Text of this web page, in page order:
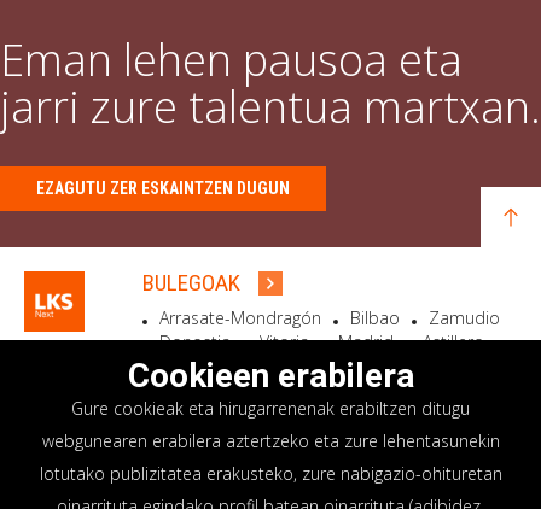
Eman lehen pausoa eta
jarri zure talentua martxan.
EZAGUTU ZER ESKAINTZEN DUGUN
BULEGOAK
Arrasate-Mondragón Bilbao
Zamudio
Donostia
Vitoria Madrid
Astillero
Bidart
EGOITZA SOZIALA
Goiru, 7 Arrasate-Mondragón
CP 20500 GIPUZKOA – SPAIN
Cookieen erabilera
Gure cookieak eta hirugarrenenak erabiltzen ditugu
webgunearen erabilera aztertzeko eta zure lehentasunekin
lotutako publizitatea erakusteko, zure nabigazio-ohituretan